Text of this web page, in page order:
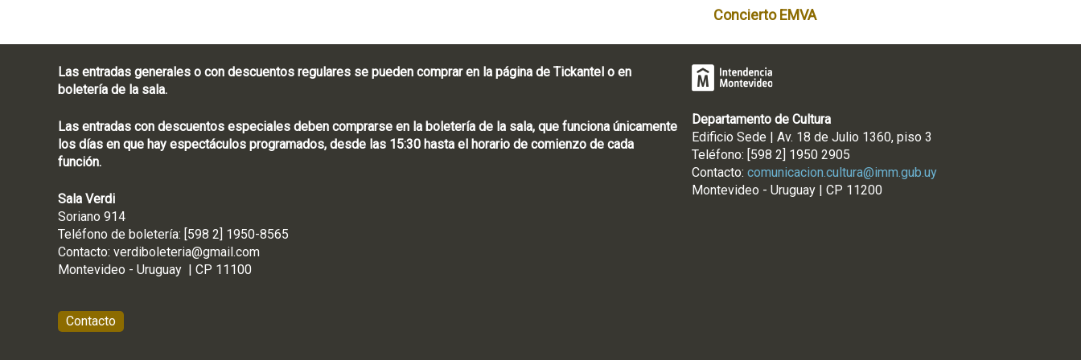
Concierto EMVA
Las entradas generales o con descuentos regulares se pueden comprar en la página de Tickantel o en
boletería de la sala.
Las entradas con descuentos especiales deben comprarse en la boletería de la sala, que funciona únicamente
los días en que hay espectáculos programados, desde las 15:30 hasta el horario de comienzo de cada
función.
Sala Verdi
Soriano 914
Teléfono de boletería: [598 2] 1950-8565
Contacto: verdiboleteria@gmail.com
Montevideo - Uruguay | CP 11100
Contacto
Departamento de Cultura
Edificio Sede | Av. 18 de Julio 1360, piso 3
Teléfono: [598 2] 1950 2905
Contacto: comunicacion.cultura@imm.gub.uy
Montevideo - Uruguay | CP 11200